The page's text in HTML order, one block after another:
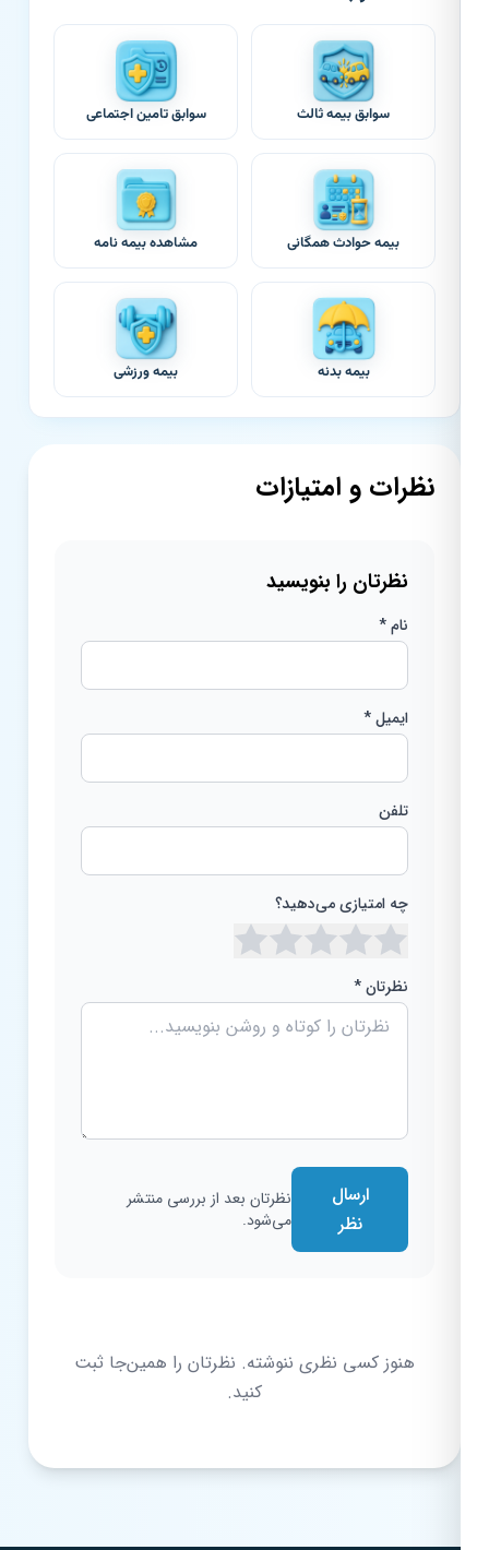
سوابق بیمه ثالث سوابق تامین اجتماعی
بیمه حوادث همگانی مشاهده بیمه نامه
بیمه بدنه بیمه ورزشی
نظرات و امتیازات
نظرتان را بنویسید
ایمیل *
تلفن
چه امتیازی می‌دهید؟
نظرتان *
ارسال
نظرتان بعد از بررسی منتشر
می‌شود.
هنوز کسی نظری ننوشته. نظرتان را همین‌جا ثبت
کنید.